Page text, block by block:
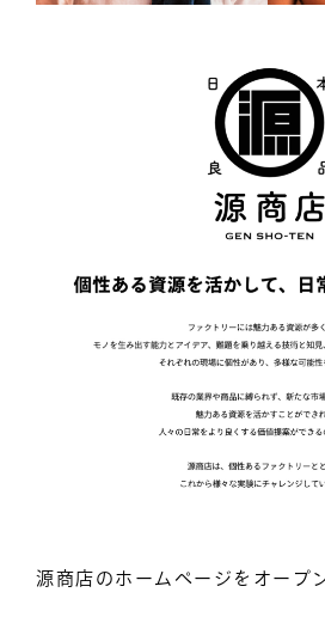
源商店のホームページをオープ